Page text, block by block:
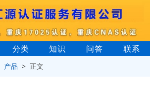
分类 知识 问答 联系
产品 > 正文